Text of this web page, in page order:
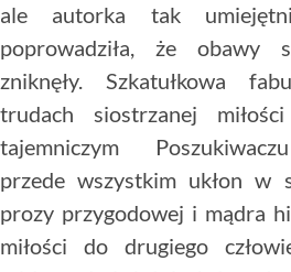
ale autorka tak
poprowadziła, że obawy
zniknęły. Szkatułkowa
trudach siostrzanej
tajemniczym
przede wszystkim ukłon w
prozy przygodowej i mądra
miłości do drugiego